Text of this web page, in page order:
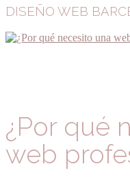
DISEÑO WEB
¿Por qué
web